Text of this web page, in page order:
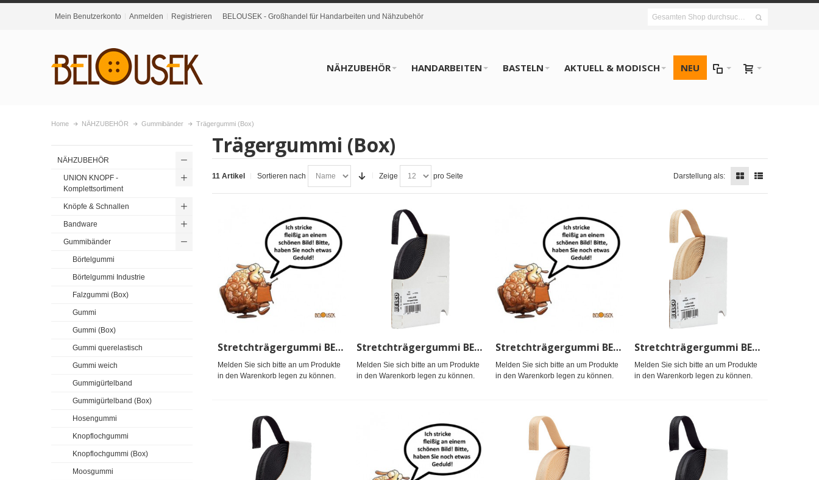
Mein Benutzerkonto Anmelden Registrieren BELOUSEK - Großhandel für Handarbeiten und Nähzubehör
NÄHZUBEHÖR HANDARBEITEN BASTELN AKTUELL & MODISCH NEU
Home NÄHZUBEHÖR Gummibänder Trägergummi (Box)
Trägergummi (Box)
11 Artikel Sortieren nach Zeige pro Seite Darstellung als:
Stretchträgergummi BELCO 12mm, haut
Melden Sie sich bitte an um Produkte
in den Warenkorb legen zu können.
Stretchträgergummi BELCO 12mm, schwarz
Melden Sie sich bitte an um Produkte
in den Warenkorb legen zu können.
Stretchträgergummi BELCO 12mm, weiß
Melden Sie sich bitte an um Produkte
in den Warenkorb legen zu können.
Stretchträgergummi BELCO 15mm, haut
Melden Sie sich bitte an um Produkte
in den Warenkorb legen zu können.
NÄHZUBEHÖR
UNION KNOPF -
Komplettsortiment
Knöpfe & Schnallen
Bandware
Gummibänder
Börtelgummi
Börtelgummi Industrie
Falzgummi (Box)
Gummi
Gummi (Box)
Gummi querelastisch
Gummi weich
Gummigürtelband
Gummigürtelband (Box)
Hosengummi
Knopflochgummi
Knopflochgummi (Box)
Moosgummi